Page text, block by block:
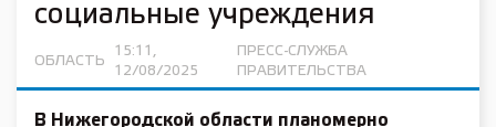
социальные учреждения
ОБЛАСТЬ
15:11,
12/08/2025
ПРЕСС-СЛУЖБА
ПРАВИТЕЛЬСТВА
В Нижегородской области планомерно